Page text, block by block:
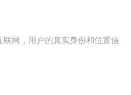
联网，用户的真实身份和位置信